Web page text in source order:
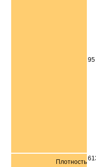
95
Плотность